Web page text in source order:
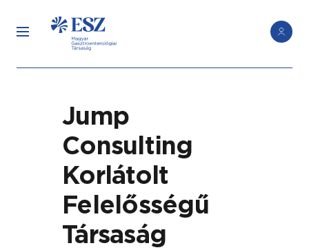
Jump
Consulting
Korlátolt
Felelősségű
Társaság